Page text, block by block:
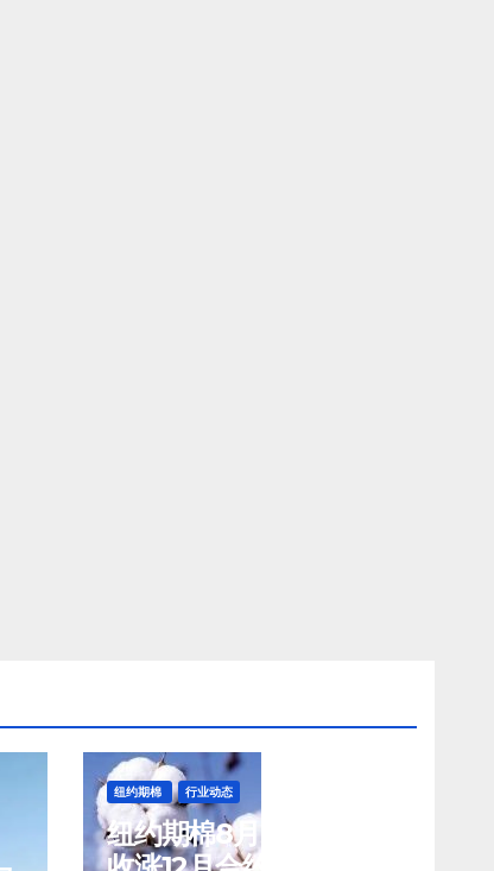
纽约期棉 行业动态
纽约期棉8月5日(周三)